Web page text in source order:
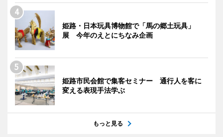
姫路・日本玩具博物館で「馬の郷土玩具」
展 今年のえとにちなみ企画
姫路市民会館で集客セミナー 通行人を客に
変える表現手法学ぶ
もっと見る